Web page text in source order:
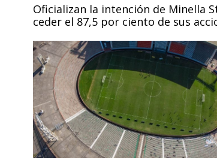
Oficializan la intención de Minella
ceder el 87,5 por ciento de sus